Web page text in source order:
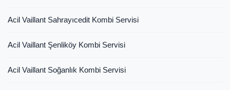
Acil Vaillant Sahrayıcedit Kombi Servisi
Acil Vaillant Şenliköy Kombi Servisi
Acil Vaillant Soğanlık Kombi Servisi